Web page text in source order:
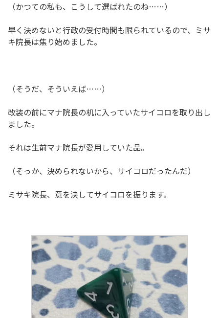
（かつての私も、こうして選ばれたのね……）
早く決めないと行政の受付時間も限られているので、ミサ
キ院長は焦り始めました。
（そうだ、そういえば……）
改装の前にマナ院長の机に入っていたサイコロを取り出し
ました。
それは生前マナ院長が愛用していた品。
（そっか、決められないから、サイコロだったんだ）
ミサキ院長、意を決してサイコロを振ります。